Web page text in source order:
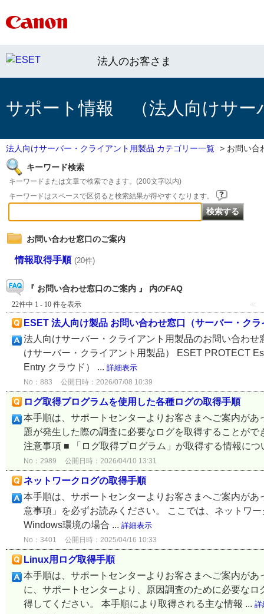
法人のお客さま
サポート情報 （法人向けサー
法人向けサーバー・クライアント用製品 カテゴリー一覧 > お問い合
キーワード検索
キーワードまたは文章で検索できます。(200文字以内)
キーワードはスペースで区切ると検索結果が得やすくなります。
お問い合わせ窓口のご案内
情報取得手順 (20件)
『 お問い合わせ窓口のご案内 』 内のFAQ
22件中 1 - 10 件を表示 ≪
ESET 法人向け製品 お問い合わせ窓口（サーバー・ク
法人向けサーバー・クライアント用製品のお問い合わ
けサーバー・クライアント用製品） ESET PROTECT
Entry クラウド） ... 詳細表示
No：883 公開日時：2026/07/08 10:39
ログ取得プログラムを使用した各種ログの取得手順
本手順は、サポートセンターよりお客さまへご案内が
題が発生した際の調査に必要なログを取得することが
注意事項 ■ 「ログ取得プログラム」が取得する情報に
No：2989 公開日時：2026/04/10 13:31
ネットワークログの取得手順
本手順は、サポートセンターよりお客さまへご案内が
意事項」を必ずお読みください。 ここでは、ネットワ
Windows環境の場合 ... 詳細表示
No：3401 公開日時：2025/04/16 10:33
Linux用ログ取得手順
本手順は、サポートセンターよりお客さまへご案内が
に、サポートセンターより、原因調査のために必要な
得してください。 本手順により取得される主な情報 ... 詳